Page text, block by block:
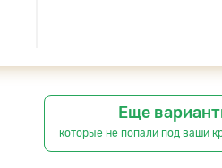
Еще
которые не попали под ваши